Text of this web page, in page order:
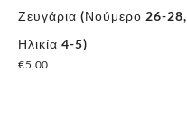
Ζευγάρια (Νούμερο 26-28,
Ηλικία 4-5)
€5,00